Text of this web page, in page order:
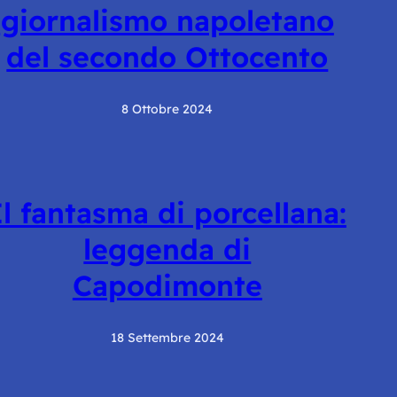
giornalismo napoletano
del secondo Ottocento
8 Ottobre 2024
fantasma di porcellana:
leggenda di
Capodimonte
18 Settembre 2024